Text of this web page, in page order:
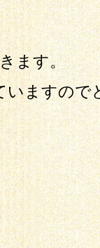
ます。
いますので